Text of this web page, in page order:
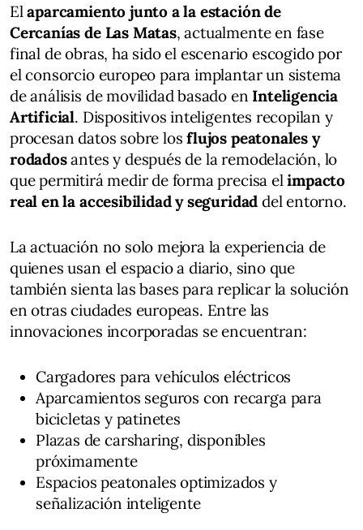
Elaparcamiento junto a la estación de
Cercanías de Las Matas, actualmente en fase
final de obras, ha sido el escenario escogido por
el consorcio europeo para implantar un sistema
de análisis de movilidad basado en Inteligencia
Artificial. Dispositivos inteligentes recopilan y
procesan datos sobre losflujos peatonales y
rodadosantes y después de la remodelación, lo
que permitirá medir de forma precisa elimpacto
real en la accesibilidad y seguridad del entorno.
La actuación no solo mejora la experiencia de
quienes usan el espacio a diario, sino que
también sienta las bases para replicar la solución
en otras ciudades europeas. Entre las
innovaciones incorporadas se encuentran:
Cargadores para vehículos eléctricos
Aparcamientos seguros con recarga para
bicicletas y patinetes
Plazas de carsharing, disponibles
próximamente
Espacios peatonales optimizados y
señalización inteligente